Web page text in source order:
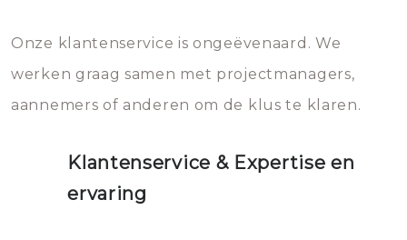
Onze klantenservice is ongeëvenaard. We
werken graag samen met projectmanagers,
aannemers of anderen om de klus te klaren.
Klantenservice & Expertise en
ervaring